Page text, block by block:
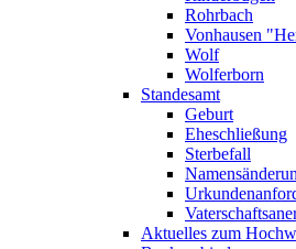
Rohrbach
Vonhausen
Wolf
Wolferborn
Standesamt
Geburt
Eheschließung
Sterbefall
Aktuelles zum